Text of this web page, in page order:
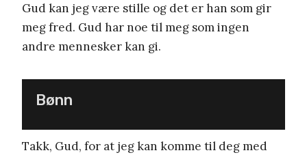
Gud kan jeg være stille og det er han som gir
meg fred. Gud har noe til meg som ingen
andre mennesker kan gi.
Bønn
Takk, Gud, for at jeg kan komme til deg med